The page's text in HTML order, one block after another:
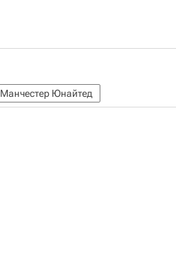
Манчестер Юнайтед